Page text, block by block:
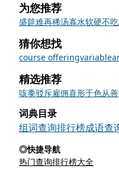
为您推荐
盛筵难再稀汤寡水软硬不吃
猜你想找
course offeringvariable
精选推荐
咳黍驳斥雇佣喜形于色从
词典目录
组词查询排行榜成语查
◎快捷导航
热门查询排行榜大全